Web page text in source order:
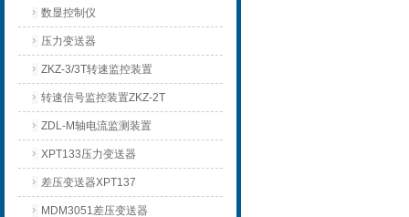
数显控制仪
压力变送器
ZKZ-3/3T转速监控装置
转速信号监控装置ZKZ-2T
ZDL-M轴电流监测装置
XPT133压力变送器
差压变送器XPT137
MDM3051差压变送器